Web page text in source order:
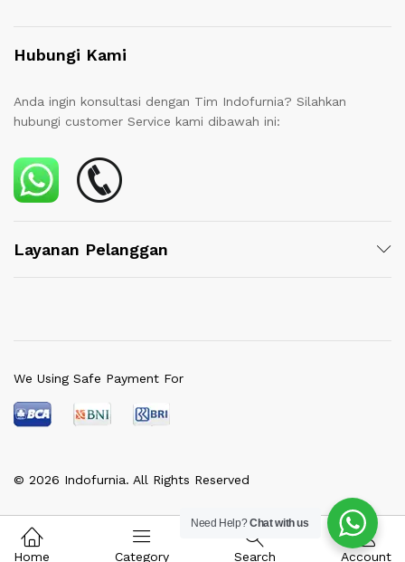
Hubungi Kami
Anda ingin konsultasi dengan Tim Indofurnia? Silahkan
hubungi customer Service kami dibawah ini:
Layanan Pelanggan
© 2026 Indofurnia. All Rights Reserved
We Using Safe Payment For
Need Help?Chat with us
Home Category Search Account